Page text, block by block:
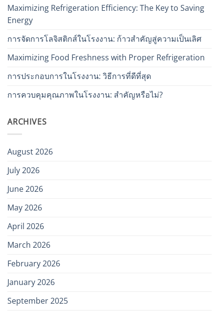
Maximizing Refrigeration Efficiency: The Key to Saving
Energy
การจัดการโลจิสติกส์ในโรงงาน: ก้าวสำคัญสู่ความเป็นเลิศ
Maximizing Food Freshness with Proper Refrigeration
การประกอบการในโรงงาน: วิธีการที่ดีที่สุด
การควบคุมคุณภาพในโรงงาน: สำคัญหรือไม่?
ARCHIVES
August 2026
July 2026
June 2026
May 2026
April 2026
March 2026
February 2026
January 2026
September 2025